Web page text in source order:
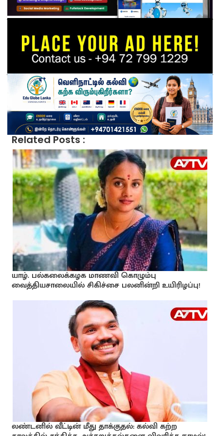
Related Posts :
யாழ். பல்கலைக்கழக மாணவி கொழும்பு
வைத்தியசாலையில் சிகிச்சை பலனின்றி உயிரிழப்பு!
லண்டனில் வீட்டின் மீது தாக்குதல்: கல்வி கற்ற